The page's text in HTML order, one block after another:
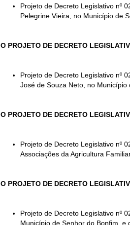
Projeto de Decreto Legislativo nº
Pelegrine Vieira, no Município de
O PROJETO DE DECRETO
Projeto de Decreto Legislativo nº
José de Souza Neto, no Município
O PROJETO DE DECRETO
Projeto de Decreto Legislativo nº
Associações da Agricultura
O PROJETO DE DECRETO
Projeto de Decreto Legislativo nº
Município de Senhor do Bonfim, e